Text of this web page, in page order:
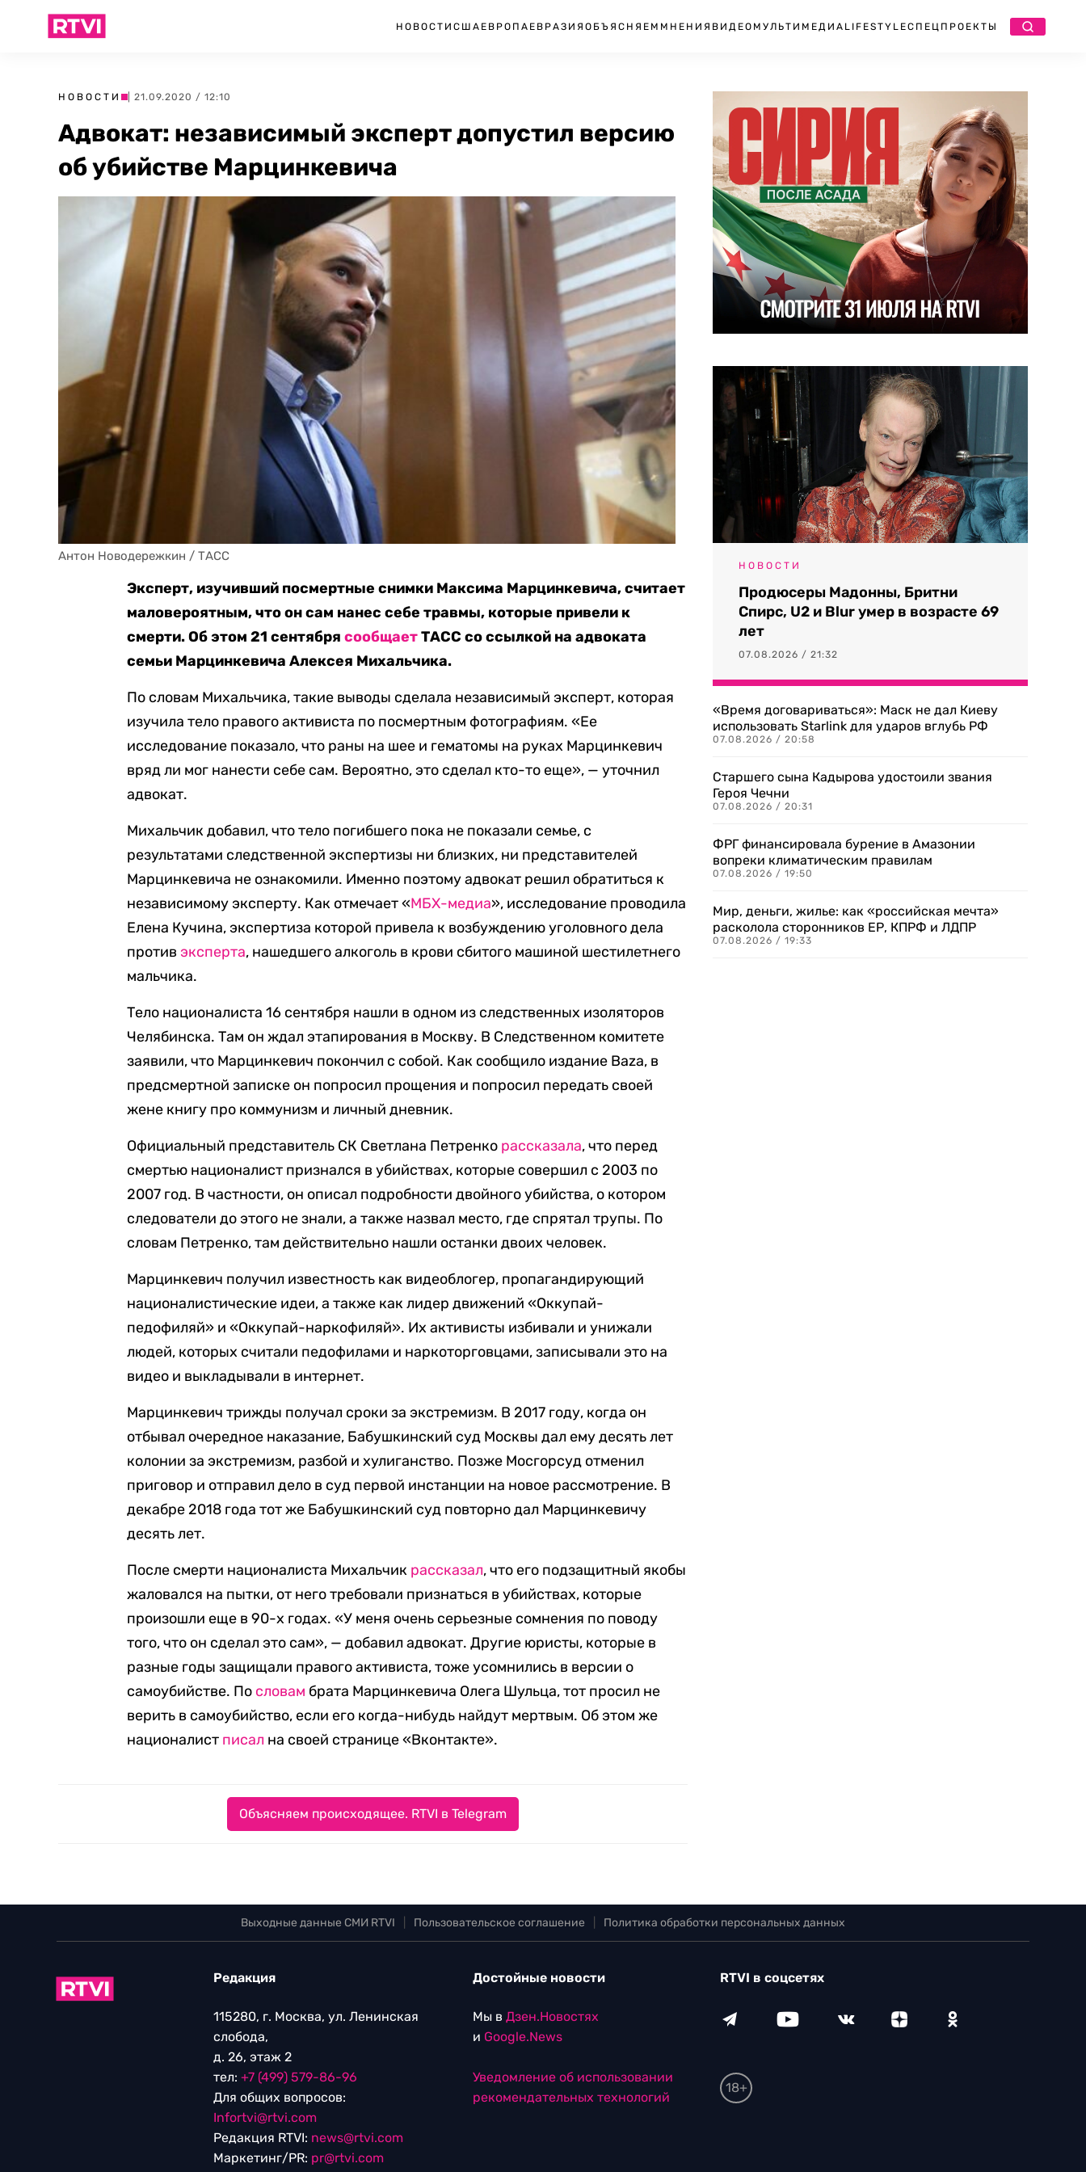
НОВОСТИ США ЕВРОПА ЕВРАЗИЯ ОБЪЯСНЯЕМ МНЕНИЯ ВИДЕО МУЛЬТИМЕДИА LIFESTYLEСПЕЦПРОЕКТЫ
НОВОСТИ | 21.09.2020 / 12:10
Адвокат: независимый эксперт допустил версию
об убийстве Марцинкевича
Антон Новодережкин / ТАСС
Эксперт, изучивший посмертные снимки Максима Марцинкевича, считает
маловероятным, что он сам нанес себе травмы, которые привели к
смерти. Об этом 21 сентябрясообщаетТАСС со ссылкой на адвоката
семьи Марцинкевича Алексея Михальчика.
По словам Михальчика, такие выводы сделала независимый эксперт, которая
изучила тело правого активиста по посмертным фотографиям. «Ее
исследование показало, что раны на шее и гематомы на руках Марцинкевич
вряд ли мог нанести себе сам. Вероятно, это сделал кто-то еще», — уточнил
адвокат.
Михальчик добавил, что тело погибшего пока не показали семье, с
результатами следственной экспертизы ни близких, ни представителей
Марцинкевича не ознакомили. Именно поэтому адвокат решил обратиться к
независимому эксперту. Как отмечает «МБХ-медиа», исследование проводила
Елена Кучина, экспертиза которой привела к возбуждению уголовного дела
против эксперта, нашедшего алкоголь в крови сбитого машиной шестилетнего
мальчика.
Тело националиста 16 сентября нашли в одном из следственных изоляторов
Челябинска. Там он ждал этапирования в Москву. В Следственном комитете
заявили, что Марцинкевич покончил с собой. Как сообщило издание Baza, в
предсмертной записке он попросил прощения и попросил передать своей
жене книгу про коммунизм и личный дневник.
Официальный представитель СК Светлана Петренко рассказала, что перед
смертью националист признался в убийствах, которые совершил с 2003 по
2007 год. В частности, он описал подробности двойного убийства, о котором
следователи до этого не знали, а также назвал место, где спрятал трупы. По
словам Петренко, там действительно нашли останки двоих человек.
Марцинкевич получил известность как видеоблогер, пропагандирующий
националистические идеи, а также как лидер движений «Оккупай-
педофиляй» и «Оккупай-наркофиляй». Их активисты избивали и унижали
людей, которых считали педофилами и наркоторговцами, записывали это на
видео и выкладывали в интернет.
Марцинкевич трижды получал сроки за экстремизм. В 2017 году, когда он
отбывал очередное наказание, Бабушкинский суд Москвы дал ему десять лет
колонии за экстремизм, разбой и хулиганство. Позже Мосгорсуд отменил
приговор и отправил дело в суд первой инстанции на новое рассмотрение. В
декабре 2018 года тот же Бабушкинский суд повторно дал Марцинкевичу
десять лет.
После смерти националиста Михальчик рассказал, что его подзащитный якобы
жаловался на пытки, от него требовали признаться в убийствах, которые
произошли еще в 90-х годах. «У меня очень серьезные сомнения по поводу
того, что он сделал это сам», — добавил адвокат. Другие юристы, которые в
разные годы защищали правого активиста, тоже усомнились в версии о
самоубийстве. По словам брата Марцинкевича Олега Шульца, тот просил не
верить в самоубийство, если его когда-нибудь найдут мертвым. Об этом же
националист писал на своей странице «Вконтакте».
Объясняем происходящее. RTVI в Telegram
НОВОСТИ
Продюсеры Мадонны, Бритни
Спирс, U2 и Blur умер в возрасте 69
лет
07.08.2026 / 21:32
«Время договариваться»: Маск не дал Киеву
использовать Starlink для ударов вглубь РФ
07.08.2026 / 20:58
Старшего сына Кадырова удостоили звания
Героя Чечни
07.08.2026 / 20:31
ФРГ финансировала бурение в Амазонии
вопреки климатическим правилам
07.08.2026 / 19:50
Мир, деньги, жилье: как «российская мечта»
расколола сторонников ЕР, КПРФ и ЛДПР
07.08.2026 / 19:33
Выходные данные СМИ RTVI Пользовательское соглашение Политика обработки персональных данных
Редакция
115280, г. Москва, ул. Ленинская
слобода,
д. 26, этаж 2
тел: +7 (499) 579-86-96
Для общих вопросов:
Infortvi@rtvi.com
Редакция RTVI: news@rtvi.com
Маркетинг/PR: pr@rtvi.com
Достойные новости
Мы в Дзен.Новостях
и Google.News
Уведомление об использовании
рекомендательных технологий
RTVI в соцсетях
18+